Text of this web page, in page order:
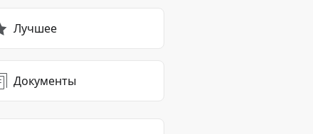
Лучшее
Документы